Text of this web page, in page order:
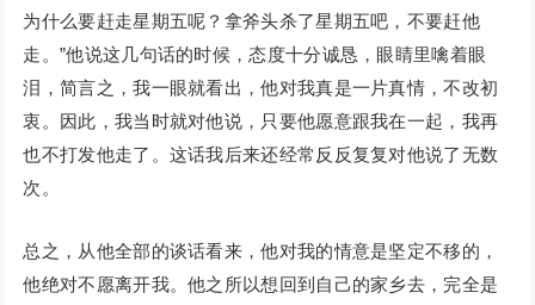
为什么要赶走星期五呢？拿斧头杀了星期五吧，不要赶他
走。”他说这几句话的时候，态度十分诚恳，眼睛里噙着眼
泪，简言之，我一眼就看出，他对我真是一片真情，不改初
衷。因此，我当时就对他说，只要他愿意跟我在一起，我再
也不打发他走了。这话我后来还经常反反复复对他说了无数
次。
总之，从他全部的谈话看来，他对我的情意是坚定不移的，
他绝对不愿离开我。他之所以想回到自己的家乡去，完全是